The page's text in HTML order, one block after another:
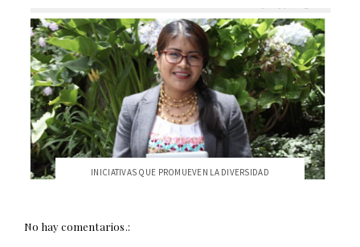
INICIATIVAS QUE PROMUEVEN LA DIVERSIDAD
No hay comentarios.: